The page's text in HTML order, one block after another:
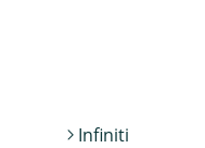
Infiniti